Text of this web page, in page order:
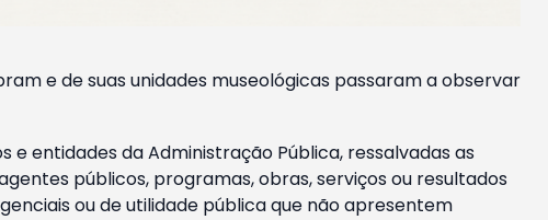
e de suas unidades museológicas passaram a observar
e entidades da Administração Pública, ressalvadas as
públicos, programas, obras, serviços ou resultados
ou de utilidade pública que não apresentem